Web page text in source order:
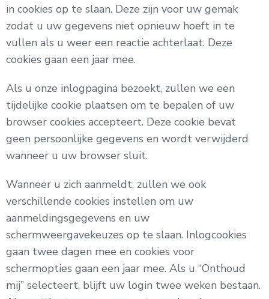
in cookies op te slaan. Deze zijn voor uw gemak
zodat u uw gegevens niet opnieuw hoeft in te
vullen als u weer een reactie achterlaat. Deze
cookies gaan een jaar mee.
Als u onze inlogpagina bezoekt, zullen we een
tijdelijke cookie plaatsen om te bepalen of uw
browser cookies accepteert. Deze cookie bevat
geen persoonlijke gegevens en wordt verwijderd
wanneer u uw browser sluit.
Wanneer u zich aanmeldt, zullen we ook
verschillende cookies instellen om uw
aanmeldingsgegevens en uw
schermweergavekeuzes op te slaan. Inlogcookies
gaan twee dagen mee en cookies voor
schermopties gaan een jaar mee. Als u “Onthoud
mij” selecteert, blijft uw login twee weken bestaan.